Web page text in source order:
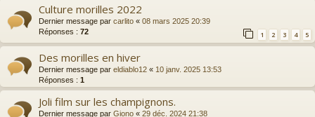
Culture morilles 2022
Dernier message par carlito « 08 mars 2025 20:39
Réponses : 72 1 2 3 4 5
Des morilles en hiver
Dernier message par eldiablo12 « 10 janv. 2025 13:53
Réponses : 1
Joli film sur les champignons.
Dernier message par Giono « 29 déc. 2024 21:38